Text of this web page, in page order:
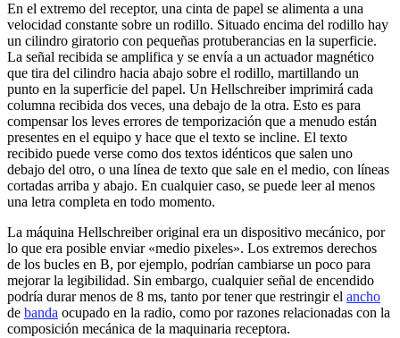
En el extremo del receptor, una cinta de papel se alimenta a una
velocidad constante sobre un rodillo. Situado encima del rodillo hay
un cilindro giratorio con pequeñas protuberancias en la superficie.
La señal recibida se amplifica y se envía a un actuador magnético
que tira del cilindro hacia abajo sobre el rodillo, martillando un
punto en la superficie del papel. Un Hellschreiber imprimirá cada
columna recibida dos veces, una debajo de la otra. Esto es para
compensar los leves errores de temporización que a menudo están
presentes en el equipo y hace que el texto se incline. El texto
recibido puede verse como dos textos idénticos que salen uno
debajo del otro, o una línea de texto que sale en el medio, con líneas
cortadas arriba y abajo. En cualquier caso, se puede leer al menos
una letra completa en todo momento.
La máquina Hellschreiber original era un dispositivo mecánico, por
lo que era posible enviar «medio pixeles». Los extremos derechos
de los bucles en B, por ejemplo, podrían cambiarse un poco para
mejorar la legibilidad. Sin embargo, cualquier señal de encendido
podría durar menos de 8 ms, tanto por tener que restringir el ancho
de banda ocupado en la radio, como por razones relacionadas con la
composición mecánica de la maquinaria receptora.